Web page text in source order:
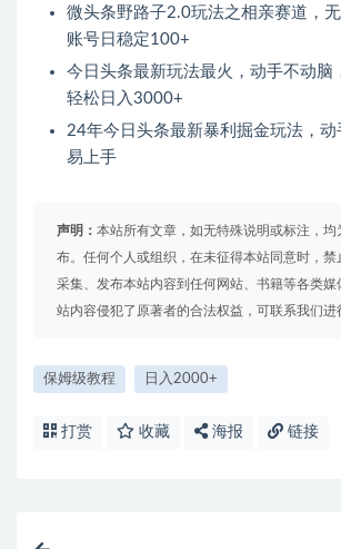
微头条野路子2.0玩法之相亲赛道，
账号日稳定100+
今日头条最新玩法最火，动手不动脑
轻松日入3000+
24年今日头条最新暴利掘金玩法，
易上手
声明： 本站所有文章，如无特殊说明或标注，均
布。任何个人或组织，在未征得本站同意时，禁
采集、发布本站内容到任何网站、书籍等各类媒
站内容侵犯了原著者的合法权益，可联系我们进
保姆级教程 日入2000+
打赏 收藏 海报 链接